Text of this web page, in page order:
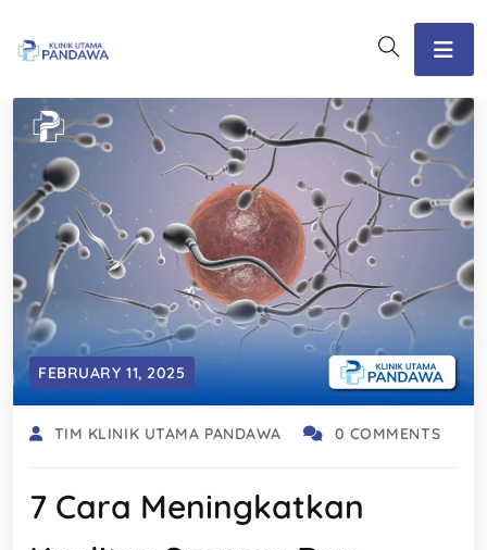
FEBRUARY 11, 2025
TIM KLINIK UTAMA PANDAWA 0 COMMENTS
7 Cara Meningkatkan